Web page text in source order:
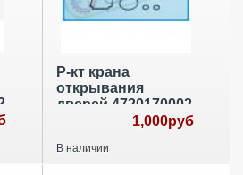
Р-кт крана
открывания
дверей 4720170002
1,000руб
В наличии